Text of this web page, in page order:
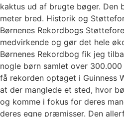
kaktus ud af brugte bøger. Den
meter bred. Historik og
Børnenes Rekordbogs
medvirkende og gør det hele
Børnenes Rekordbog fik jeg
nogle børn samlet over
få rekorden optaget i Guinness
at der manglede et sted, hvor
og komme i fokus for deres
deres egne præmisser. Den